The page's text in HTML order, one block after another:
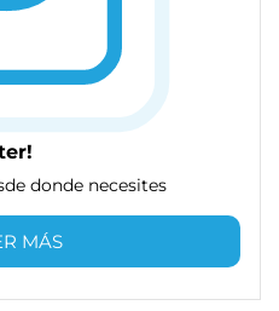
donde necesites
MÁS